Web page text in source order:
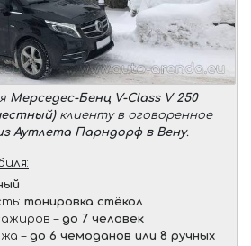
Мерседес-Бенц V-Class V 250
клиенту в оговоренное
Аутлета Парндорф в Вену.
тонировка стёкол
– до 7 человек
– до 6 чемоданов или 8 ручных